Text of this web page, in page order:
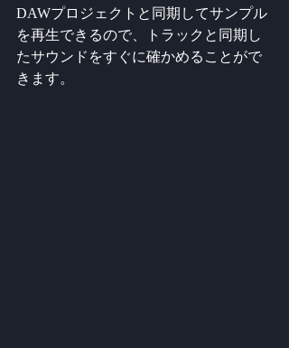
DAWプロジェクトと同期してサンプル
を再生できるので、トラックと同期し
たサウンドをすぐに確かめることがで
きます。